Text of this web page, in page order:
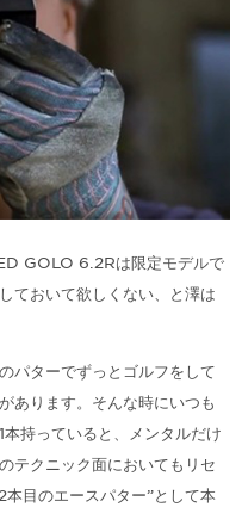
GOLO 6.2Rは限定モデルで
ておいて欲しくない、と澤は
パターでずっとゴルフをして
あります。そんな時にいつも
持っていると、メンタルだけ
テクニック面においてもリセ
目のエースパター”として本